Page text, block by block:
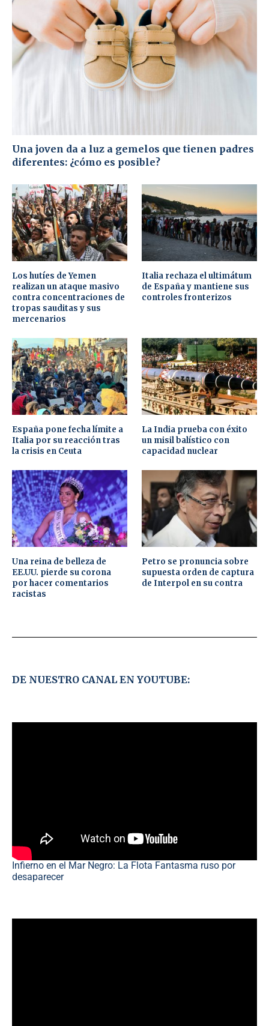
Una joven da a luz a gemelos que tienen padres
diferentes: ¿cómo es posible?
Los hutíes de Yemen
realizan un ataque masivo
contra concentraciones de
tropas sauditas y sus
mercenarios
Italia rechaza el ultimátum
de España y mantiene sus
controles fronterizos
España pone fecha límite a
Italia por su reacción tras
la crisis en Ceuta
La India prueba con éxito
un misil balístico con
capacidad nuclear
Una reina de belleza de
EE.UU. pierde su corona
por hacer comentarios
racistas
Petro se pronuncia sobre
supuesta orden de captura
de Interpol en su contra
DE NUESTRO CANAL EN YOUTUBE:
Infierno en el Mar Negro: La Flota Fantasma ruso por
desaparecer